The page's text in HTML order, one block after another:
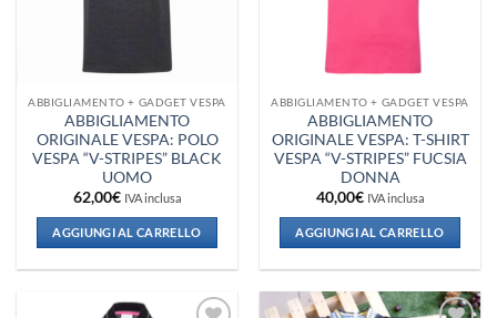
ABBIGLIAMENTO + GADGET VESPA
ABBIGLIAMENTO
ORIGINALE VESPA: POLO
VESPA “V-STRIPES” BLACK
UOMO
62,00€ IVA inclusa
AGGIUNGI AL CARRELLO
ABBIGLIAMENTO + GADGET VESPA
ABBIGLIAMENTO
ORIGINALE VESPA: T-SHIRT
VESPA “V-STRIPES” FUCSIA
DONNA
40,00€ IVA inclusa
AGGIUNGI AL CARRELLO